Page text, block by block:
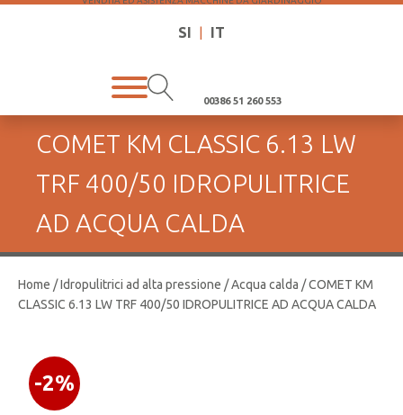
SI | IT
00386 51 260 553
COMET KM CLASSIC 6.13 LW
TRF 400/50 IDROPULITRICE
AD ACQUA CALDA
Home /Idropulitrici ad alta pressione /Acqua calda / COMET KM
CLASSIC 6.13 LW TRF 400/50 IDROPULITRICE AD ACQUA CALDA
-2%